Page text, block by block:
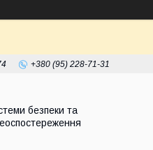
+380 (95) 228-71-31
безпеки та